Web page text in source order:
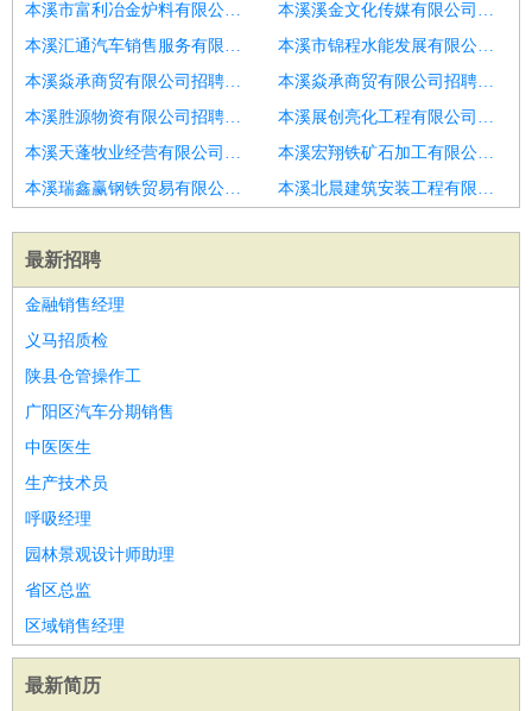
本溪市富利冶金炉料有限公司招聘建筑钢结构研究所所长
本溪溪金文化传媒有限公司招聘招商加盟总监
本溪汇通汽车销售服务有限公司招聘运营总监
本溪市锦程水能发展有限公司招聘财务分析经理总监No.005
本溪焱承商贸有限公司招聘营销总监
本溪焱承商贸有限公司招聘技术总监
本溪胜源物资有限公司招聘策划总监
本溪展创亮化工程有限公司招聘工程项目总监
本溪天蓬牧业经营有限公司招聘服务总监助理
本溪宏翔铁矿石加工有限公司招聘高级业务经理
本溪瑞鑫赢钢铁贸易有限公司招聘财务总监
本溪北晨建筑安装工程有限公司招聘投资拓展总监
最新招聘
金融销售经理
义马招质检
陕县仓管操作工
广阳区汽车分期销售
中医医生
生产技术员
呼吸经理
园林景观设计师助理
省区总监
区域销售经理
最新简历